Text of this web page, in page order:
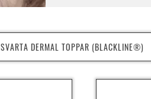
Traditionella
en stav som
SVARTA DERMAL TOPPAR (BLACKLINE®)